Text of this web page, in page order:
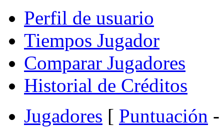
Perfil de usuario
Tiempos Jugador
Comparar Jugadores
Historial de Créditos
Jugadores [ Puntuación -